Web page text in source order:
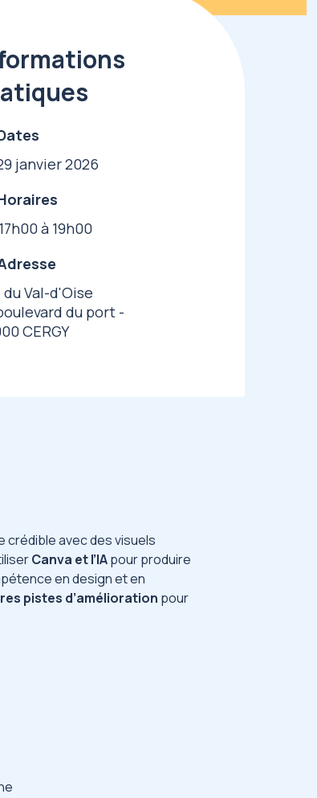
janvier 2026
à 19h00
du Val-d'Oise
du port -
CERGY
crédible avec des visuels
Canva et l’IApour produire
en design et en
pistes d’amélioration pour